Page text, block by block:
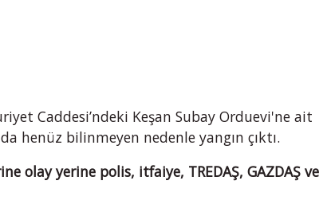
Caddesi’ndeki Keşan Subay Orduevi'ne ait
henüz bilinmeyen nedenle yangın çıktı.
olay yerine polis, itfaiye, TREDAŞ, GAZDAŞ ve